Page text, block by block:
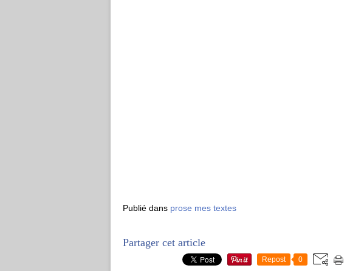
Publié dans prose mes textes
Partager cet article
Repost 0